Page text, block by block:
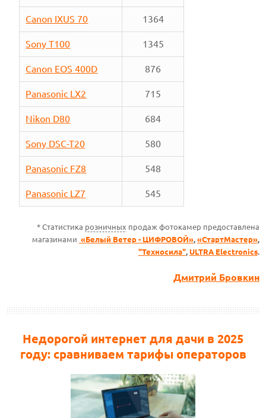
Canon IXUS 70 1364
Sony T100 1345
Canon EOS 400D 876
Panasonic LX2 715
Nikon D80 684
Sony DSC-T20 580
Panasonic FZ8 548
Panasonic LZ7 545
* Статистика розничных продаж фотокамер предоставлена
магазинами «Белый Ветер - ЦИФРОВОЙ», «СтартМастер»,
"Техносила", ULTRA Electronics.
Дмитрий Бровкин
Недорогой интернет для дачи в 2025
году: сравниваем тарифы операторов